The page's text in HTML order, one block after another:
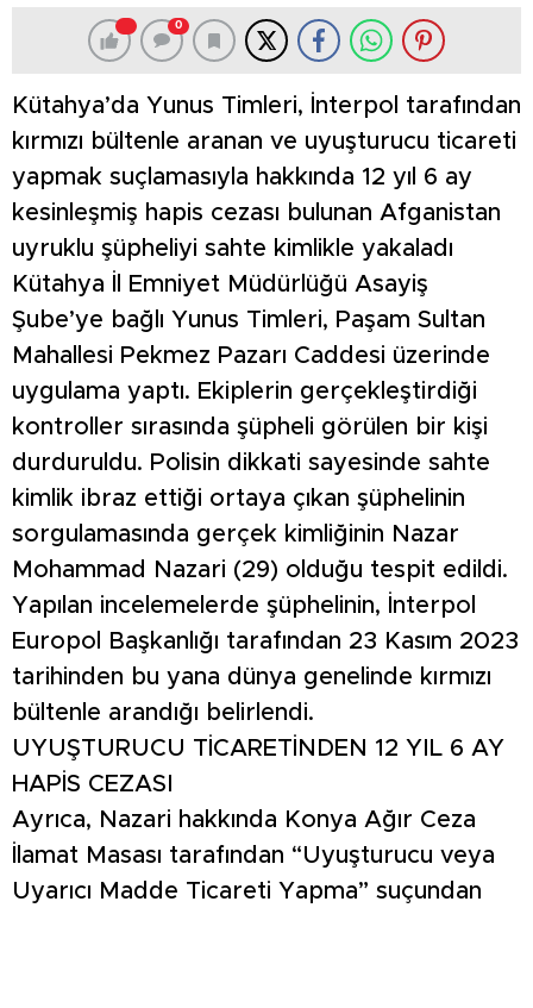
0
Kütahya’da Yunus Timleri, İnterpol tarafından
kırmızı bültenle aranan ve uyuşturucu ticareti
yapmak suçlamasıyla hakkında 12 yıl 6 ay
kesinleşmiş hapis cezası bulunan Afganistan
uyruklu şüpheliyi sahte kimlikle yakaladı
Kütahya İl Emniyet Müdürlüğü Asayiş
Şube’ye bağlı Yunus Timleri, Paşam Sultan
Mahallesi Pekmez Pazarı Caddesi üzerinde
uygulama yaptı. Ekiplerin gerçekleştirdiği
kontroller sırasında şüpheli görülen bir kişi
durduruldu. Polisin dikkati sayesinde sahte
kimlik ibraz ettiği ortaya çıkan şüphelinin
sorgulamasında gerçek kimliğinin Nazar
Mohammad Nazari (29) olduğu tespit edildi.
Yapılan incelemelerde şüphelinin, İnterpol
Europol Başkanlığı tarafından 23 Kasım 2023
tarihinden bu yana dünya genelinde kırmızı
bültenle arandığı belirlendi.
UYUŞTURUCU TİCARETİNDEN 12 YIL 6 AY
HAPİS CEZASI
Ayrıca, Nazari hakkında Konya Ağır Ceza
İlamat Masası tarafından “Uyuşturucu veya
Uyarıcı Madde Ticareti Yapma” suçundan